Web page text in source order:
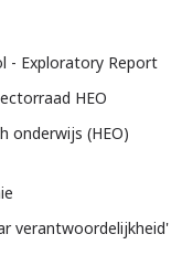
- Exploratory Report
HEO
onderwijs (HEO)
verantwoordelijkheid'